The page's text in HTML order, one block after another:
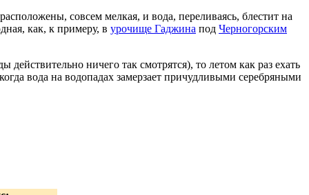
совсем мелкая, и вода, переливаясь, блестит на
как, к примеру, в урочище Гаджина под Черногорским
действительно ничего так смотрятся), то летом как раз ехать
вода на водопадах замерзает причудливыми серебряными